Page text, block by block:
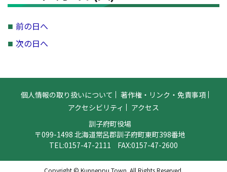
前の日へ
次の日へ
個人情報の取り扱いについて
著作権・リンク・免責事項
アクセシビリティ
アクセス
訓子府町役場
〒099-1498 北海道常呂郡訓子府町東町398番地
TEL:0157-47-2111 FAX:0157-47-2600